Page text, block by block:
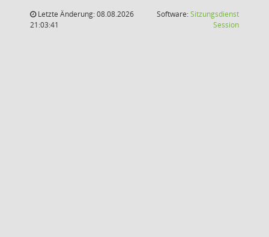
Letzte Änderung: 08.08.2026
21:03:41
Software:Sitzungsdienst
Session(Wird in